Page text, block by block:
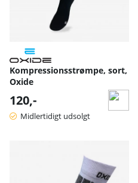
Kompressionsstrømpe, sort,
Oxide
120,-
Midlertidigt udsolgt